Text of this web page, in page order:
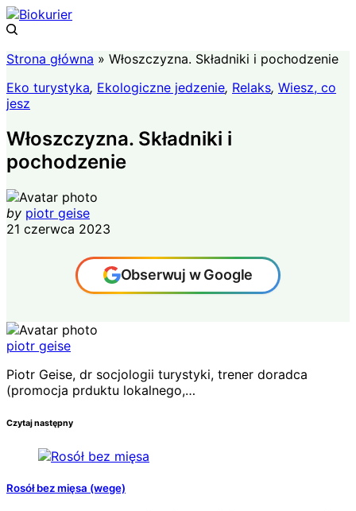
Strona główna » Włoszczyzna. Składniki i pochodzenie
Eko turystyka, Ekologiczne jedzenie, Relaks, Wiesz, co
jesz
Włoszczyzna. Składniki i
pochodzenie
by piotr geise
21 czerwca 2023
Obserwuj w Google
piotr geise
Piotr Geise, dr socjologii turystyki, trener doradca
(promocja prduktu lokalnego,…
Czytaj następny
Rosół bez mięsa (wege)